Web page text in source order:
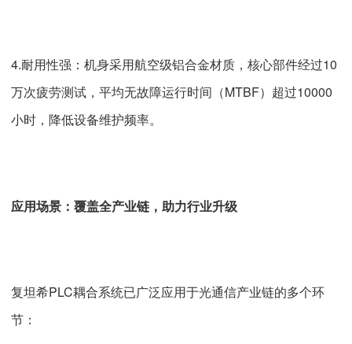
4.耐用性强：机身采用航空级铝合金材质，核心部件经过10
万次疲劳测试，平均无故障运行时间（MTBF）超过10000
小时，降低设备维护频率。
应用场景：覆盖全产业链，助力行业升级
复坦希PLC耦合系统已广泛应用于光通信产业链的多个环
节：